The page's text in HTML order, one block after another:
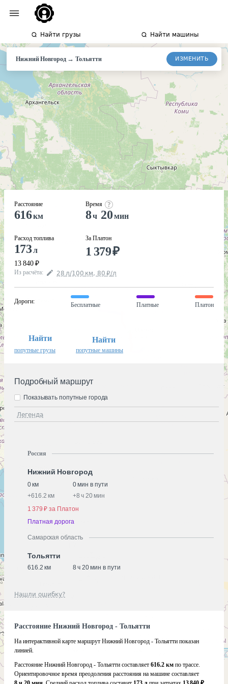
Найти грузы Найти машины
Нижний Новгород→Тольятти ИЗМЕНИТЬ
Расстояние
616км
Расход топлива
173л
13 840 ₽
Время
8ч 20мин
За Платон
1 379₽
Из расчёта: 28 л/100 км, 80 ₽/л
Дороги:
Бесплатные Платные Платон
Найти
попутные грузы
Найти
попутные машины
Подробный маршрут
Легенда
Показывать попутные города
Россия
Нижний Новгород
0 км
0 мин в пути
+616.2 км +8 ч 20 мин
1 379 ₽ за Платон
Платная дорога
Самарская область
Тольятти
616.2 км 8 ч 20 мин в пути
Нашли ошибку?
Расстояние Нижний Новгород - Тольятти
На интерактивной карте маршрут Нижний Новгород - Тольятти показан
линией.
Расстояние Нижний Новгород - Тольятти составляет 616.2 км по трассе.
Ориентировочное время преодоления расстояния на машине составляет